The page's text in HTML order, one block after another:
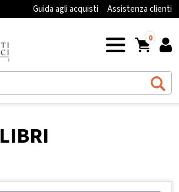
Guida agli acquisti Assistenza clienti
0
LIBRI